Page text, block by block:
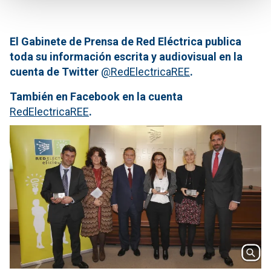
El Gabinete de Prensa de Red Eléctrica publica
toda su información escrita y audiovisual en la
cuenta de Twitter @RedElectricaREE.
También en Facebook en la cuenta
RedElectricaREE.